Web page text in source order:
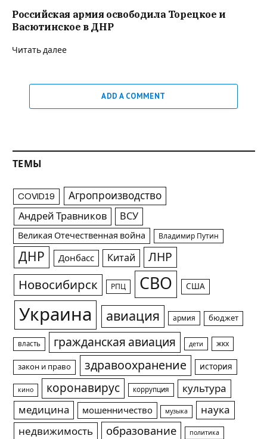
Российская армия освободила Торецкое и
Васютинское в ДНР
Читать далее
ADD A COMMENT
ТЕМЫ
COVID19 Агропроизводство
Андрей Травников ВСУ
Великая Отечественная война Владимир Путин
ДНР Донбасс Китай ЛНР
Новосибирск РПЦ СВО США
Украина авиация армия бюджет
власть гражданская авиация дети жкх
закон и право здравоохранение история
кино коронавирус коррупция
культура
медицина
мошенничество музыка
наука
недвижимость
образование политика